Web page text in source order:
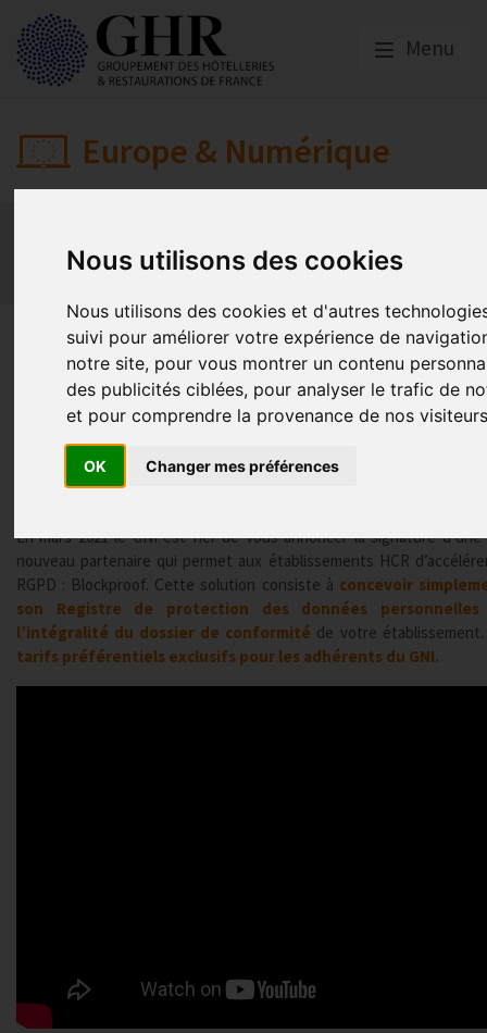
Nous utilisons des cookies
Nous utilisons des cookies et d'autres
suivi pour améliorer votre expérience de
notre site, pour vous montrer un contenu
des publicités ciblées, pour analyser le trafic de
et pour comprendre la provenance de nos
OK Changer mes préférences
Menu
Europe & Numérique
Economie collaborative
Innovation et digitalisation
Blockproof : le partenaire du
votre conformité au RGPD
En mars 2021 le GNI est fier de vous annoncer la signature
nouveau partenaire qui permet aux établissements HCR
RGPD : Blockproof. Cette solution consiste à concevoir
son Registre de protection des données personnelles
l’intégralité du dossier de conformité de votre
tarifs préférentiels exclusifs pour les adhérents du GNI.